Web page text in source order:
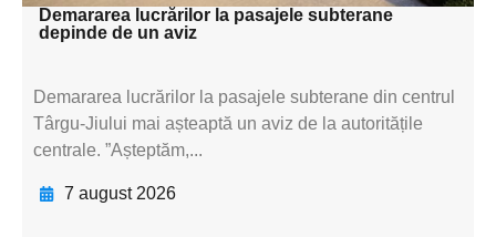
Demararea lucrărilor la pasajele subterane
depinde de un aviz
Demararea lucrărilor la pasajele subterane din centrul
Târgu-Jiului mai așteaptă un aviz de la autoritățile
centrale. ”Așteptăm,...
7 august 2026